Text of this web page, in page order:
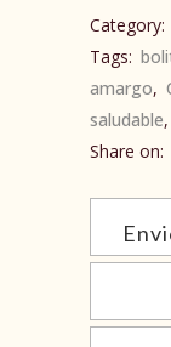
Category:
Tags:
amargo,
saludable,
Share on: